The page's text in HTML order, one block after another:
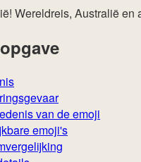
Wereldreis, Australië en
van de emoji
emoji's